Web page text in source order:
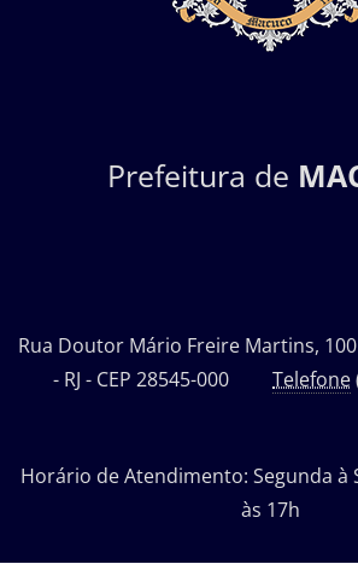
Prefeitura de
Rua Doutor Mário Freire Martins,
- RJ - CEP 28545-000 Telefone
Horário de Atendimento: Segunda à
às 17h